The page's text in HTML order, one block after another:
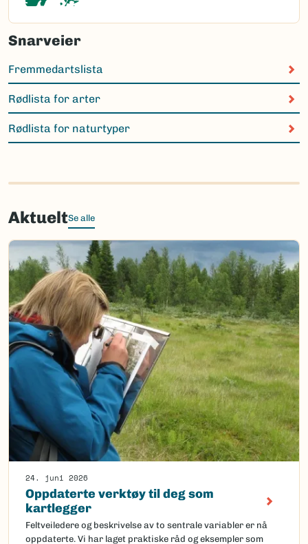
Snarveier
Fremmedartslista
Rødlista for arter
Rødlista for naturtyper
AktueltSe alle
24. juni 2026
Oppdaterte verktøy til deg som
kartlegger
Feltveiledere og beskrivelse av to sentrale variabler er nå
oppdaterte. Vi har laget praktiske råd og eksempler som